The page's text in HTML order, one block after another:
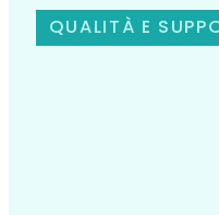
QUALITÀ E